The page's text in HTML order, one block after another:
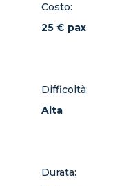
Costo:
25 € pax
Difficoltà:
Alta
Durata: